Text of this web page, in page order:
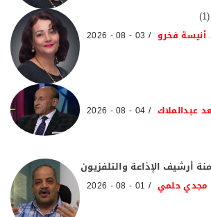
أنيسة فخرو 03 - 08 - 2026
عبدالملاك 04 - 08 - 2026
أرشيف الإذاعة والتلفزيون
مجدي حلمي 01 - 08 - 2026